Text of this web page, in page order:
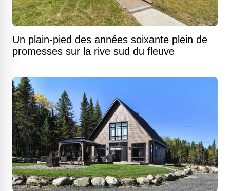
Un plain-pied des années soixante plein de
promesses sur la rive sud du fleuve